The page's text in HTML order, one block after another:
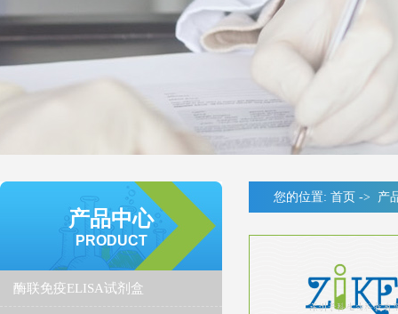
产品中心
PRODUCT
酶联免疫ELISA试剂盒
您的位置: 首页 -> 产